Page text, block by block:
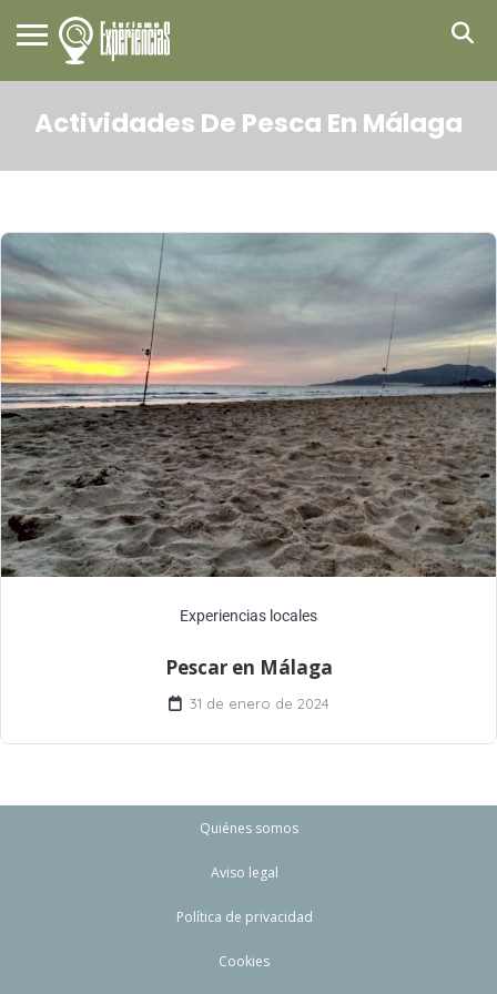
Actividades De Pesca En Málaga
Experiencias locales
Pescar en Málaga
31 de enero de 2024
Quiénes somos
Aviso legal
Política de privacidad
Cookies